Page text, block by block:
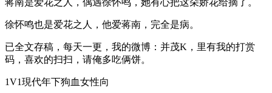
徐怀鸣也是爱花之人，他爱蒋南，完全是病。
已全文存稿，每天一更，我的微博：并茂K，里有我的打赏
码，喜欢的扫扫，请俺多吃俩饼。
1V1現代年下狗血女性向